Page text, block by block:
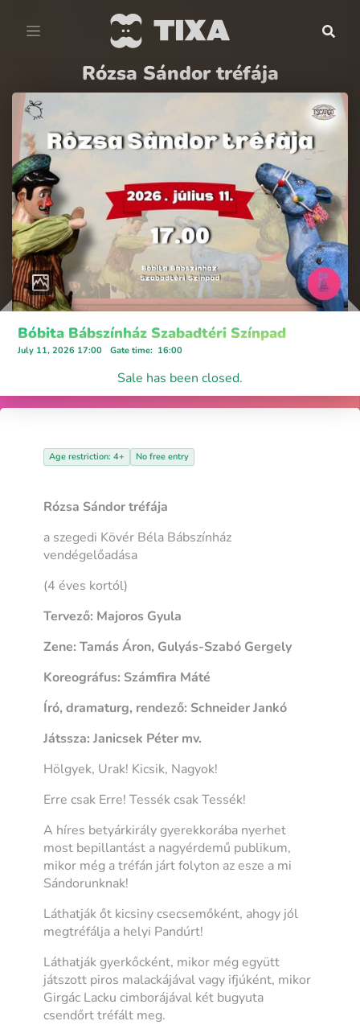
Rózsa Sándor tréfája
Bóbita Bábszínház Szabadtéri Színpad
July 11, 2026 17:00 Gate time: 16:00
Sale has been closed.
Age restriction: 4+ No free entry
Rózsa Sándor tréfája
a szegedi Kövér Béla Bábszínház
vendégelőadása
(4 éves kortól)
Tervező: Majoros Gyula
Zene: Tamás Áron, Gulyás-Szabó Gergely
Koreográfus: Számfira Máté
Író, dramaturg, rendező: Schneider Jankó
Játssza: Janicsek Péter mv.
Hölgyek, Urak! Kicsik, Nagyok!
Erre csak Erre! Tessék csak Tessék!
A híres betyárkirály gyerekkorába nyerhet
most bepillantást a nagyérdemű publikum,
mikor még a tréfán járt folyton az esze a mi
Sándorunknak!
Láthatják őt kicsiny csecsemőként, ahogy jól
megtréfálja a helyi Pandúrt!
Láthatják gyerkőcként, mikor még együtt
játszott piros malackájával vagy ifjúként, mikor
Girgác Lacku cimborájával két bugyuta
csendőrt tréfált meg.